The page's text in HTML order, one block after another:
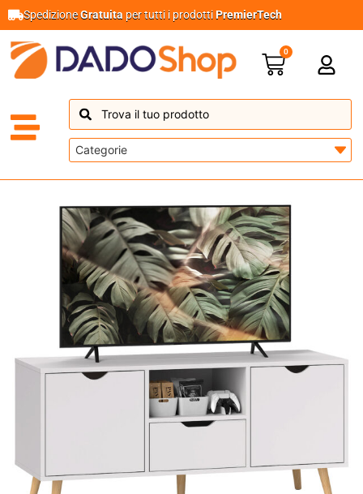
SpedizioneGratuita per tutti i prodottiPremierTech
0